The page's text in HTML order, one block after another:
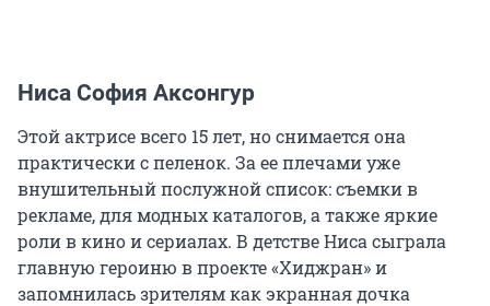
Ниса София Аксонгур
Этой актрисе всего 15 лет, но снимается она
практически с пеленок. За ее плечами уже
внушительный послужной список: съемки в
рекламе, для модных каталогов, а также яркие
роли в кино и сериалах. В детстве Ниса сыграла
главную героиню в проекте «Хиджран» и
запомнилась зрителям как экранная дочка